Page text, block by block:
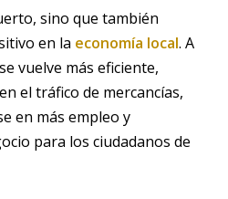
sino que también
en la economía local. A
vuelve más eficiente,
el tráfico de mercancías,
en más empleo y
para los ciudadanos de